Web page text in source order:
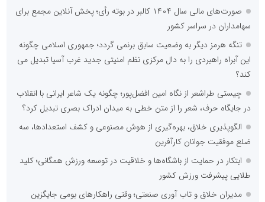
صورت‌های مالی سال ۱۴۰۴ کالبر در بوته رأی؛ پخش آنلاین مجمع برای
سهامداران در سراسر کشور
تنگه هرمز دیگر به وضعیت سابق برنمی گردد؛ جمهوری اسلامی چگونه
این آبراه راهبردی را به دال مرکزی نظم امنیتی جدید غرب آسیا تبدیل می
کند؟
چیستی طراشعر از نگاه امین افضل‌پور؛ چگونه یک شاعر ایرانی با انقلاب
در جایگاه حرف، شعر را از متن خطی به میدان ادراک بصری تبدیل کرد؟
الگوپذیری خلاق، بهره‌گیری از هوش مصنوعی و کشف استعدادها، سه
ضلع موفقیت جوانان کارآفرین
ابتکار در حمایت از باشگاه‌ها و خلاقیت در توسعه ورزش همگانی؛ کلید
طلایی پیشرفت ورزش کشور
مدیران خلاق و تاب آوری صنعتی؛ وقتی راهکارهای بومی جایگزین